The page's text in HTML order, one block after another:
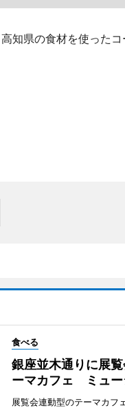
知県の食材を使ったコ
食べる
銀座並木通りに展
ーマカフェ ミュー
展覧会連動型のテーマカフ